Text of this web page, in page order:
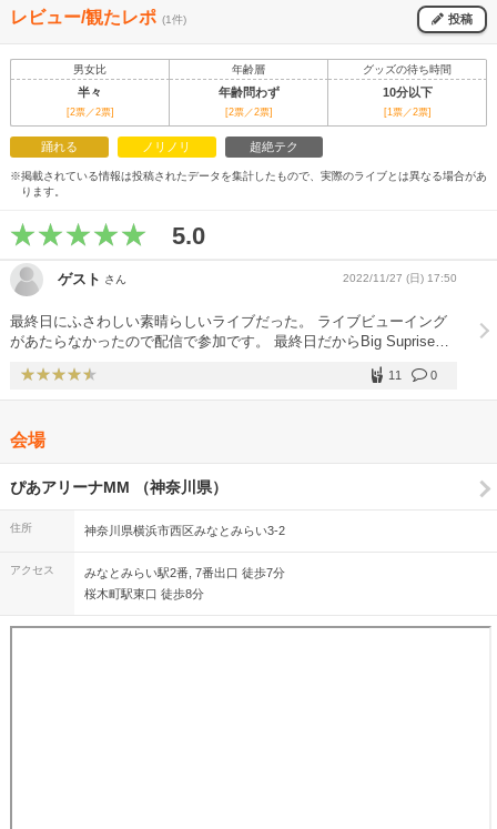
レビュー/観たレポ (1件) 投稿
男女比 年齢層 グッズの待ち時間
半々 年齢問わず 10分以下
[2票／2票] [2票／2票] [1票／2票]
踊れる ノリノリ 超絶テク
※掲載されている情報は投稿されたデータを集計したもので、実際のライブとは異なる場合があ
ります。
5.0
ゲスト さん 2022/11/27 (日) 17:50
最終日にふさわしい素晴らしいライブだった。 ライブビューイング
があたらなかったので配信で参加です。 最終日だからBig Supriseを
最後まで頑張って！！
0
11
会場
ぴあアリーナMM （神奈川県）
住所 神奈川県横浜市西区みなとみらい3-2
アクセス
みなとみらい駅2番, 7番出口 徒歩7分
桜木町駅東口 徒歩8分